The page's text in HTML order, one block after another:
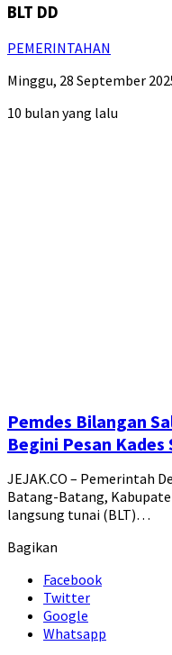
BLT DD
PEMERINTAHAN
Minggu, 28 September
10 bulan yang lalu
Pemdes Bilangan
Begini Pesan Kades
JEJAK.CO – Pemerintah
Batang-Batang,
langsung tunai (BLT)…
Bagikan
Facebook
Twitter
Google
Whatsapp